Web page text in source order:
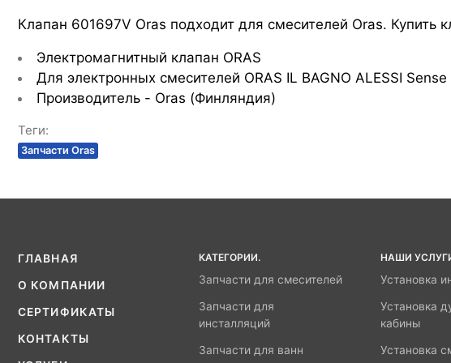
Клапан 601697V Oras подходит для смесителей Oras. Купить
Электромагнитный клапан ORAS
Для электронных смесителей ORAS IL BAGNO ALESSI Sense
Производитель - Oras (Финляндия)
Теги:
Запчасти Oras
ГЛАВНАЯ
О КОМПАНИИ
СЕРТИФИКАТЫ
КОНТАКТЫ
КАТЕГОРИИ.
Запчасти для смесителей
Запчасти для
инсталляций
Запчасти для ванн
НАШИ
Установка
Установка
кабины
Установка